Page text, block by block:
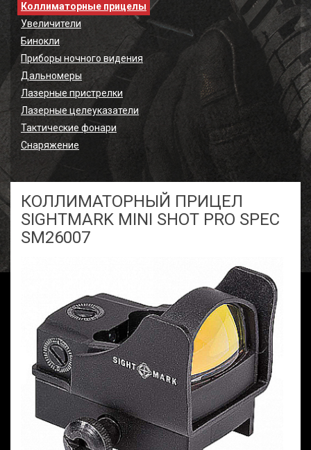
Коллиматорные прицелы
Увеличители
Бинокли
Приборы ночного видения
Дальномеры
Лазерные пристрелки
Лазерные целеуказатели
Тактические фонари
Снаряжение
КОЛЛИМАТОРНЫЙ ПРИЦЕЛ
SIGHTMARK MINI SHOT PRO SPEC
SM26007